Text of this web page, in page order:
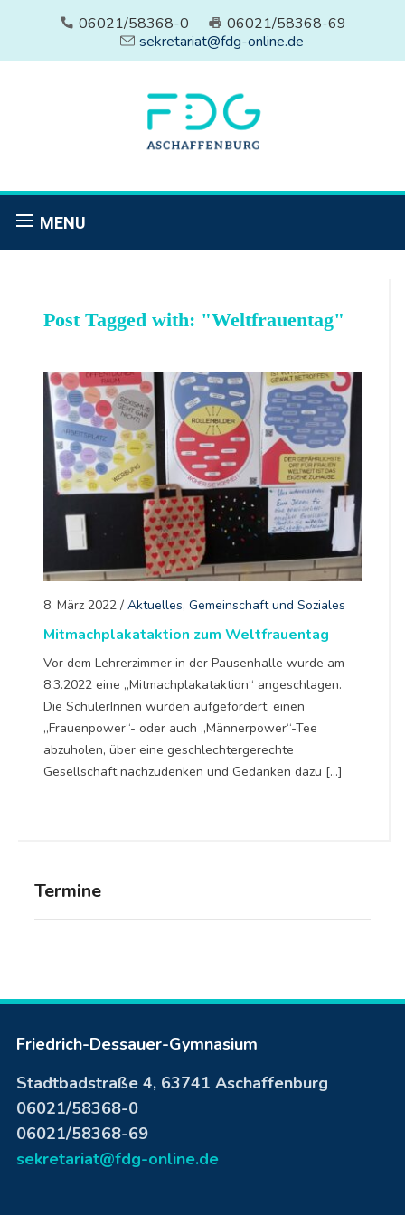
06021/58368-0
06021/58368-69
sekretariat@fdg-online.de
MENU
Termine
Post Tagged with: "Weltfrauentag"
8. März 2022/ Aktuelles, Gemeinschaft und Soziales
Mitmachplakataktion zum Weltfrauentag
Vor dem Lehrerzimmer in der Pausenhalle wurde am
8.3.2022 eine „Mitmachplakataktion“ angeschlagen.
Die SchülerInnen wurden aufgefordert, einen
„Frauenpower“- oder auch „Männerpower“-Tee
abzuholen, über eine geschlechtergerechte
Gesellschaft nachzudenken und Gedanken dazu […]
Friedrich-Dessauer-Gymnasium
Stadtbadstraße 4, 63741 Aschaffenburg
06021/58368-0
06021/58368-69
sekretariat@fdg-online.de